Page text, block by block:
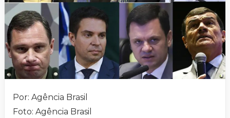
Por: Agência Brasil
Foto: Agência Brasil